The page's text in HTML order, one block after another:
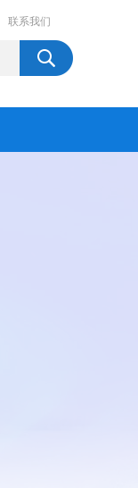
联系我们